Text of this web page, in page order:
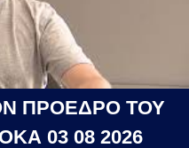
ΠΡΟΕΔΡΟ ΤΟΥ
03 08 2026